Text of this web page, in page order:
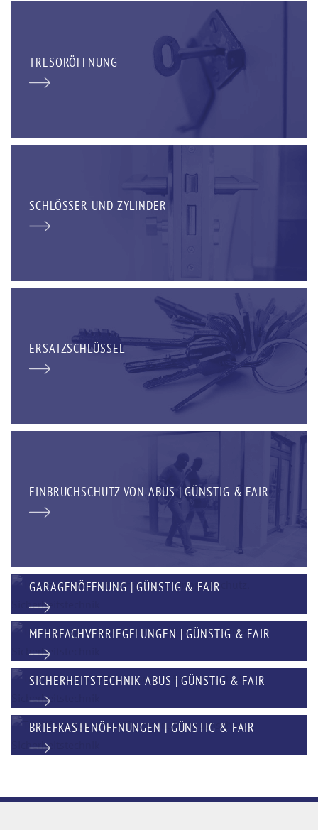
TRESORÖFFNUNG
SCHLÖSSER UND ZYLINDER
ERSATZSCHLÜSSEL
EINBRUCHSCHUTZ VON ABUS | GÜNSTIG & FAIR
GARAGENÖFFNUNG | GÜNSTIG & FAIR
MEHRFACHVERRIEGELUNGEN | GÜNSTIG & FAIR
SICHERHEITSTECHNIK ABUS | GÜNSTIG & FAIR
BRIEFKASTENÖFFNUNGEN | GÜNSTIG & FAIR